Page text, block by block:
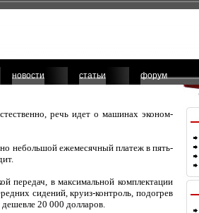
новости статьи форум
речь идет о машинах эконом-
небольшой ежемесячный платеж в пять-
передач, в максимальной комплектации
сидений, круиз-контроль, подогрев
20 000 долларов.